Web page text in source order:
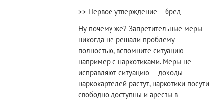
>> Первое утверждение – бред
Ну почему же? Запретительные меры
никогда не решали проблему
полностью, вспомните ситуацию
например с наркотиками. Меры не
исправляют ситуацию — доходы
наркокартелей растут, наркотики посути
свободно доступны и аресты в